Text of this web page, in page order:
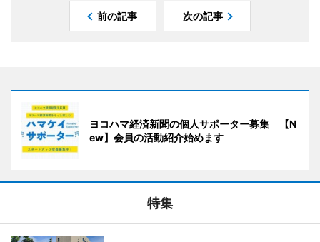
前の記事 次の記事
ヨコハマ経済新聞の個人サポーター募集 【N
ew】会員の活動紹介始めます
特集